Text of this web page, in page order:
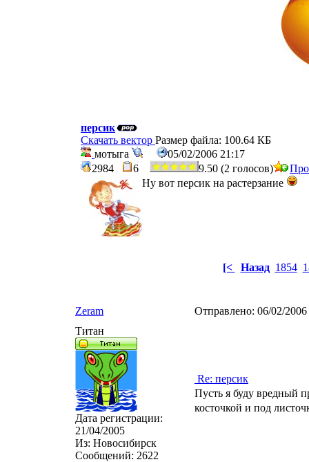
персик
Скачать вектор Размер файла: 100.64 КБ
мотыга
05/02/2006 21:17
2984
6 9.50 (2 голосов)
Ну вот персик на растерзание
[< Назад 1854
Zeram Отправлено: 06/02/
Титан
Дата регистрации:
21/04/2005
Из: Новосибирск
Сообщений: 2622
Re: персик
Пусть я буду вредный
косточкой и под